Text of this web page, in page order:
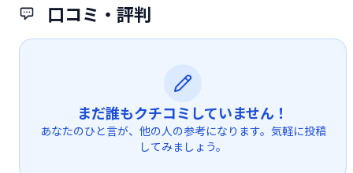
口コミ・評判
まだ誰もクチコミしていません！
あなたのひと言が、他の人の参考になります。気軽に投稿
してみましょう。